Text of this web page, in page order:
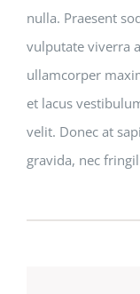
nulla. Praesent
vulputate viverra
ullamcorper
et lacus
velit. Donec at
gravida, nec